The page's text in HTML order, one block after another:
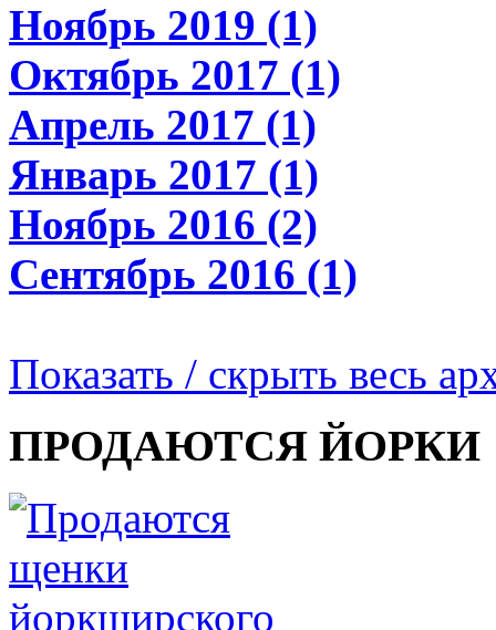
Ноябрь 2019 (1)
Октябрь 2017 (1)
Апрель 2017 (1)
Январь 2017 (1)
Ноябрь 2016 (2)
Сентябрь 2016 (1)
Показать / скрыть весь
ПРОДАЮТСЯ ЙОРКИ